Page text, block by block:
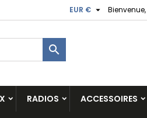
Bienvenue,
EUR € 

RADIOS ACCESSOIRES